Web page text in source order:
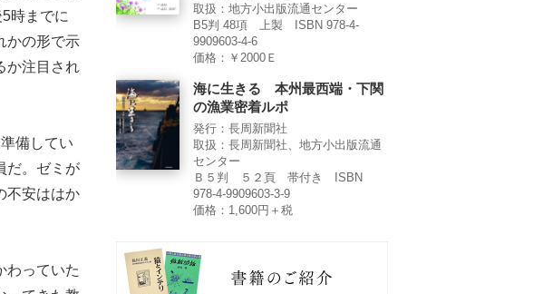
時までに
かの形で示
か注目され
備してい
だ。ゼミが
不安ははか
わっていた
取扱：地方小出版流通センター
B5判 48項 上製 ISBN 978-4-
9909603-4-6
価格：￥2000Ｅ
海に生きる 本州最西端・下関
の漁業密着ルポ
発行：長周新聞社
取扱：長周新聞社、地方小出版流通
センター
Ｂ５判 ５２頁 帯付き ISBN
978-4-9909603-3-9
価格：1,600円＋税